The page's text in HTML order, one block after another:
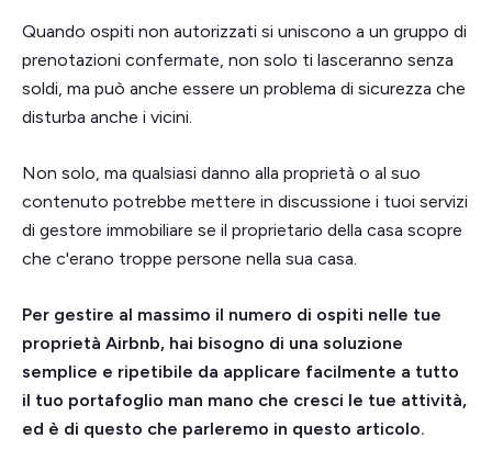
Quando ospiti non autorizzati si uniscono a un gruppo di
prenotazioni confermate, non solo ti lasceranno senza
soldi, ma può anche essere un problema di sicurezza che
disturba anche i vicini.
Non solo, ma qualsiasi danno alla proprietà o al suo
contenuto potrebbe mettere in discussione i tuoi servizi
di gestore immobiliare se il proprietario della casa scopre
che c'erano troppe persone nella sua casa.
Per gestire al massimo il numero di ospiti nelle tue
proprietà Airbnb, hai bisogno di una soluzione
semplice e ripetibile da applicare facilmente a tutto
il tuo portafoglio man mano che cresci le tue attività,
ed è di questo che parleremo in questo articolo.